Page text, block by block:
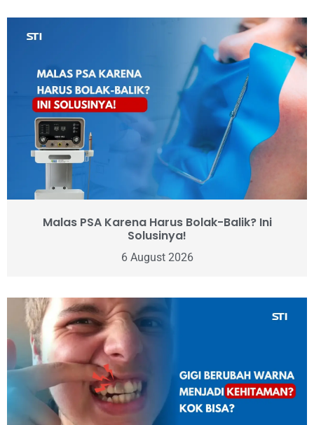
Malas PSA Karena Harus Bolak-Balik? Ini
Solusinya!
6 August 2026